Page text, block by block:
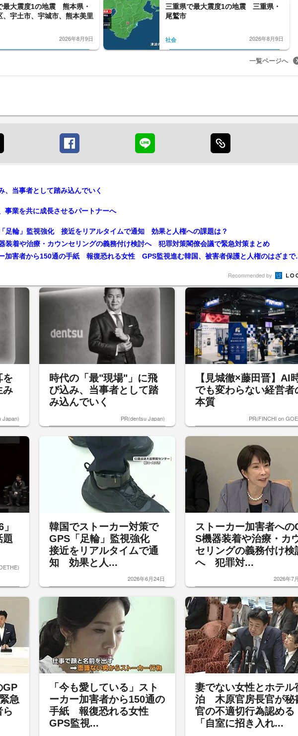
最大震度1の地震 熊本県・
、宇土市、宇城市、熊本美里
2026年8月9日
三重県で最大震度1の地震 三重県・
尾鷲市
社会 2026年8月9日
一覧ページへ
当事者として踏み込んでいく
事業を共に成長させるパートナーへ
足輪」監視強化 接近をリアルタイムで通知 効果と人権への課題は？
装着や治療・カウンセリングの義務付け検討へ 犯罪対策閣僚会議で緊急対策まとめ
「今も愛している」ストーカー
Recommended by
を
み
Japan)
時代の「最"現場"」に飛
び込み、当事者として踏
み込んでいく
PR(dentsu Japan)
【見城徹×藤田晋】AI
でも変わらない経営者
本質
PR(FINCHI on
題
韓国でストーカー対策で
GPS「足輪」監視強化
接近をリアルタイムで通
知 効果と人...
2026年6月24日
ストーカー加害者への
S機器装着や治療・カ
セリングの義務付け検
へ 犯罪対...
2026年7
GP
急
「今も愛している」スト
ーカー加害者から150通の
手紙 報復恐れる女性
GPS監視...
妻でない女性とホテル
泊 木原官房長官が秘
官の不適切行為認める
「自室に招き入れ...